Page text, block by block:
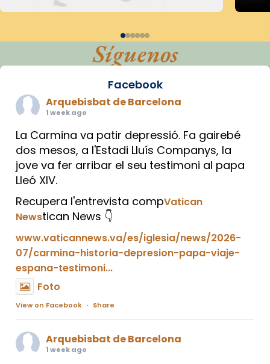
Síguenos
Facebook
Arquebisbat de Barcelona
1 week ago
La Carmina va patir depressió. Fa gairebé
dos mesos, a l'Estadi Lluís Companys, la
jove va fer arribar el seu testimoni al papa
Lleó XIV.
Recupera l'entrevista compVatican
Newstican News 👇
www.vaticannews.va/es/iglesia/news/2026-
07/carmina-historia-depresion-papa-viaje-
espana-testimoni...
Foto
View on Facebook · Share
Arquebisbat de Barcelona
1 week ago